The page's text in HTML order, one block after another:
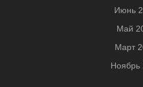
Июнь
Май
Март
Ноябрь